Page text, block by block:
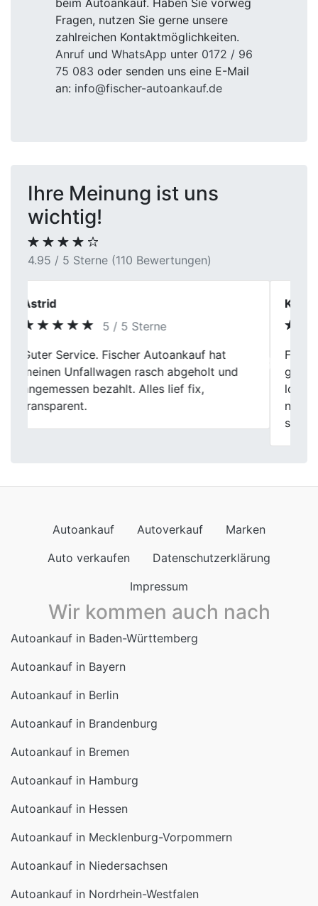
beim Autoankauf. Haben Sie vorweg
Fragen, nutzen Sie gerne unsere
zahlreichen Kontaktmöglichkeiten.
Anruf und WhatsApp unter 0172 / 96
75 083 oder senden uns eine E-Mail
an: info@fischer-autoankauf.de
Ihre Meinung ist uns
wichtig!
4.95 / 5 Sterne (110 Bewertungen)
Kevin Schmid
5 / 5 Sterne
Fischer Autoankauf in Waltrop hat mir echt
geholfen, meinen alten Wagen
loszuwerden. Die Leute dort waren total
nett und die Bewertung meines Autos war
Previous Next
Autoankauf Autoverkauf
Marken
Auto verkaufen
Datenschutzerklärung
Impressum
Wir kommen auch nach
Autoankauf in Baden-Württemberg
Autoankauf in Bayern
Autoankauf in Berlin
Autoankauf in Brandenburg
Autoankauf in Bremen
Autoankauf in Hamburg
Autoankauf in Hessen
Autoankauf in Mecklenburg-Vorpommern
Autoankauf in Niedersachsen
Autoankauf in Nordrhein-Westfalen